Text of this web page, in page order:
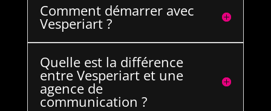
Comment démarrer avec
Vesperiart ?
Quelle est la différence
entre Vesperiart et une
agence de
communication ?